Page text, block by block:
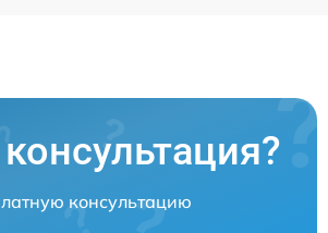
консультацию